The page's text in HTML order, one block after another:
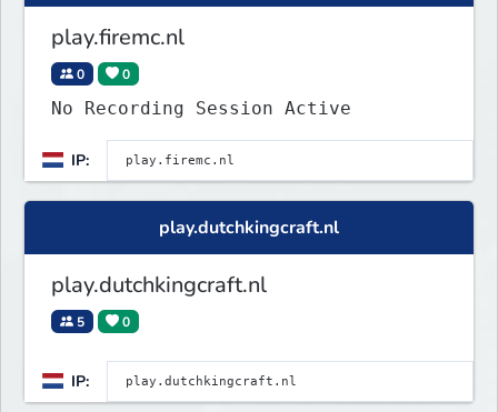
play.firemc.nl
0 0
No Recording Session Active
IP:
play.dutchkingcraft.nl
play.dutchkingcraft.nl
5 0
IP: